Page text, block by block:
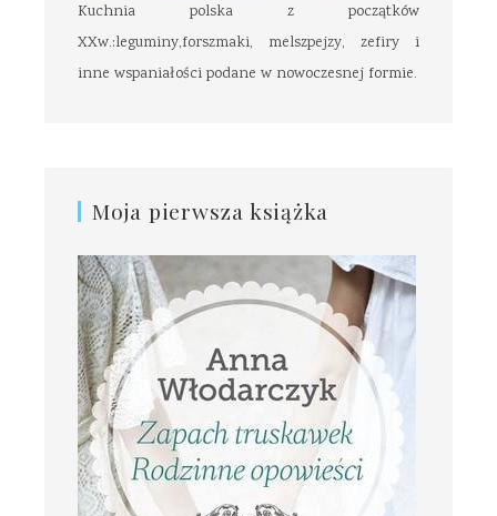
Kuchnia polska z początków
XXw.:leguminy,forszmaki, melszpejzy, zefiry i
inne wspaniałości podane w nowoczesnej formie.
Moja pierwsza książka